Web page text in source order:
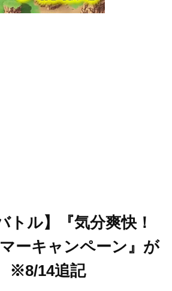
トル】『気分爽快！
ーキャンペーン』が
※8/14追記